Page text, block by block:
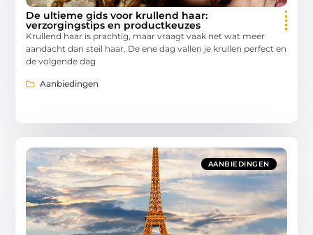
De ultieme gids voor krullend haar:
verzorgingstips en productkeuzes
Krullend haar is prachtig, maar vraagt vaak net wat meer
aandacht dan steil haar. De ene dag vallen je krullen perfect en
de volgende dag
Aanbiedingen
AANBIEDINGEN